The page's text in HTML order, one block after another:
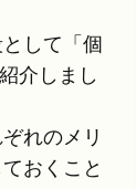
して「個
介しまし
れのメリ
おくこと